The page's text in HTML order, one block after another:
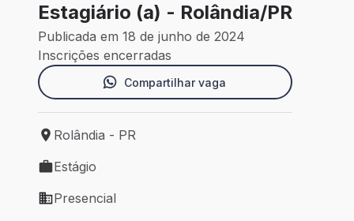
Estagiário (a) - Rolândia/PR
Publicada em 18 de junho de 2024
Inscrições encerradas
Compartilhar vaga
Local de trabalho: Rolândia - PR
Rolândia - PR
Tipo de vaga: Estágio
Estágio
Modelo de trabalho: Presencial
Presencial